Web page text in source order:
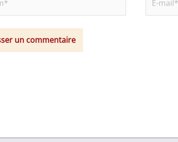
mail*